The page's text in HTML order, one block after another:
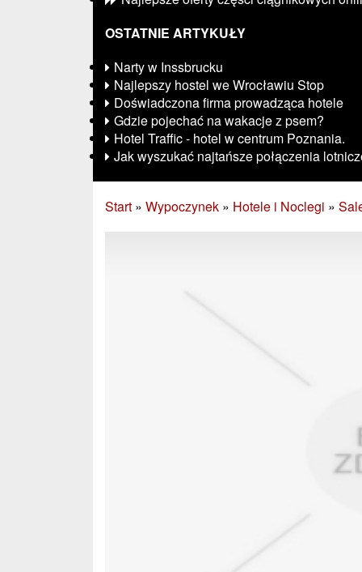
OSTATNIE ARTYKUŁY
Narty w Inssbrucku
Najlepszy hostel we Wrocławiu Stop
Doświadczona firma prowadząca hotele
Gdzie pojechać na wakacje z psem?
Hotel Traffic - hotel w centrum Poznania.
Jak wyszukać najtańsze połączenia
Start » Wypoczynek » Hotele i Noclegi »